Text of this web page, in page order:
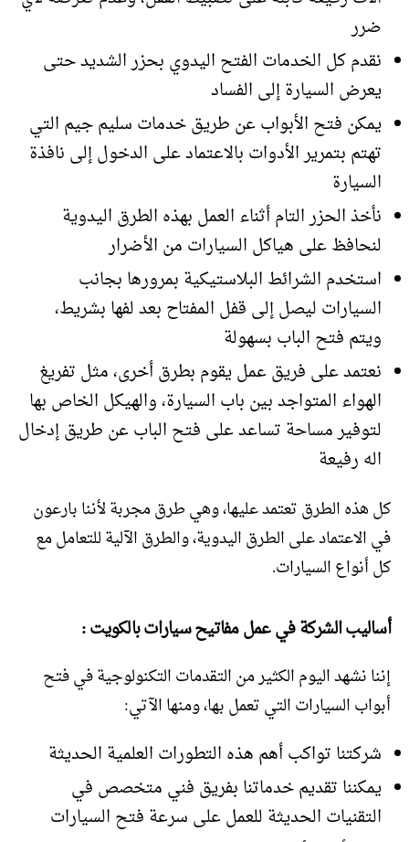
ضرر
نقدم كل الخدمات الفتح اليدوي بحزر الشديد حتى
يعرض السيارة إلى الفساد
يمكن فتح الأبواب عن طريق خدمات سليم جيم التي
تهتم بتمرير الأدوات بالاعتماد على الدخول إلى نافذة
السيارة
نأخذ الحزر التام أثناء العمل بهذه الطرق اليدوية
لنحافظ على هياكل السيارات من الأضرار
استخدم الشرائط البلاستيكية بمرورها بجانب
السيارات ليصل إلى قفل المفتاح بعد لفها بشريط،
ويتم فتح الباب بسهولة
نعتمد على فريق عمل يقوم بطرق أخرى، مثل تفريغ
الهواء المتواجد بين باب السيارة، والهيكل الخاص بها
لتوفير مساحة تساعد على فتح الباب عن طريق إدخال
اله رفيعة
كل هذه الطرق تعتمد عليها، وهي طرق مجربة لأننا بارعون
في الاعتماد على الطرق اليدوية، والطرق الآلية للتعامل مع
كل أنواع السيارات.
أساليب الشركة في عمل مفاتيح سيارات بالكويت :
إننا نشهد اليوم الكثير من التقدمات التكنولوجية في فتح
أبواب السيارات التي تعمل بها، ومنها الآتي:
شركتنا تواكب أهم هذه التطورات العلمية الحديثة
يمكننا تقديم خدماتنا بفريق فني متخصص في
التقنيات الحديثة للعمل على سرعة فتح السيارات